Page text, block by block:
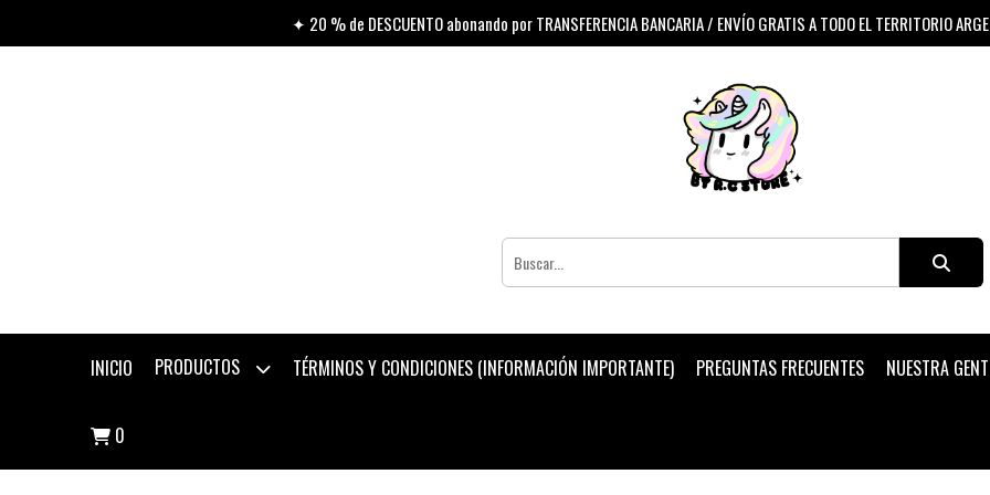
✦ 20 % de DESCUENTO abonando por TRANSFERENCIA BANCARIA / ENVÍO GRATIS A TODO EL TERRITORIO
INICIO PRODUCTOS TÉRMINOS Y CONDICIONES (INFORMACIÓN IMPORTANTE) PREGUNTAS FRECUENTES NUESTRA
0